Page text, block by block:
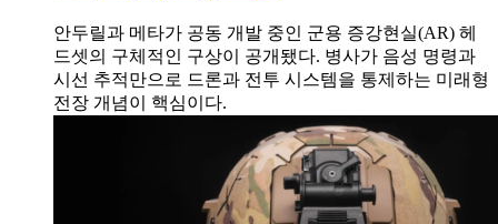
안두릴과 메타가 공동 개발 중인 군용 증강현실(AR) 헤
드셋의 구체적인 구상이 공개됐다. 병사가 음성 명령과
시선 추적만으로 드론과 전투 시스템을 통제하는 미래형
전장 개념이 핵심이다.